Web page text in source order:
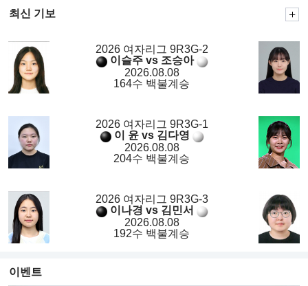
최신 기보
2026 여자리그 9R3G-2
이슬주 vs 조승아
2026.08.08
164수 백불계승
2026 여자리그 9R3G-1
이 윤 vs 김다영
2026.08.08
204수 백불계승
2026 여자리그 9R3G-3
이나경 vs 김민서
2026.08.08
192수 백불계승
이벤트